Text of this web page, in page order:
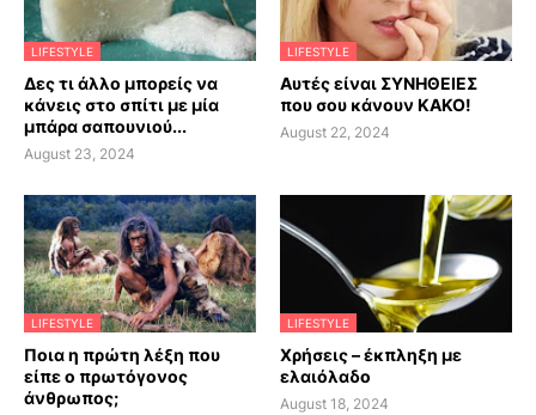
LIFESTYLE
Δες τι άλλο μπορείς να
κάνεις στο σπίτι με μία
μπάρα σαπουνιού...
August 23, 2024
LIFESTYLE
Αυτές είναι ΣΥΝΗΘΕΙΕΣ
που σου κάνουν ΚΑΚΟ!
August 22, 2024
LIFESTYLE
Ποια η πρώτη λέξη που
είπε ο πρωτόγονος
άνθρωπος;
LIFESTYLE
Χρήσεις – έκπληξη με
ελαιόλαδο
August 18, 2024